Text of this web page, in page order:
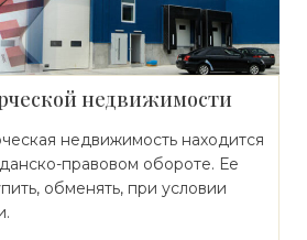
недвижимости
недвижимость находится
правовом обороте. Ее
обменять, при условии